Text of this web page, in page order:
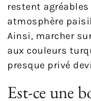
restent
atmosphère
Ainsi, marcher
aux couleurs
presque privé
Est-ce une